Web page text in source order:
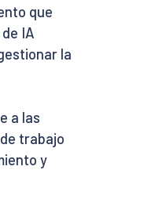
que
IA
la
a las
trabajo
y